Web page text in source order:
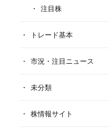
注目株
トレード基本
市況・注目ニュース
未分類
株情報サイト